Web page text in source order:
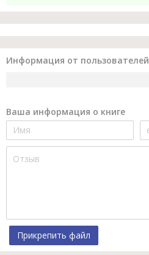
Информация от пользователей
Ваша информация о книге
Прикрепить файл